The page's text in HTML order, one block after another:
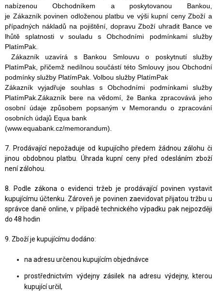
nabízenou
Obchodníkem a
poskytovanou Bankou,
je Zákazník povinen odloženou platbu ve výši kupní ceny Zboží a
případných nákladů na pojištění, dopravu Zboží uhradit Bance ve
lhůtě splatnosti v
souladu s Obchodními podmínkami služby
PlatímPak.
Zákazník
uzavírá s Bankou
Smlouvu o poskytnutí služby
PlatímPak, přičemž nedílnou součástí této Smlouvy jsou Obchodní
podmínky služby PlatímPak. Volbou služby PlatímPak
Zákazník
vyjadřuje souhlas s Obchodními podmínkami služby
PlatímPak. Zákazník bere na vědomí, že Banka zpracovává jeho
osobní údaje způsobem popsaným v Memorandu o zpracování
osobních údajů Equa bank
(www.equabank.cz/memorandum).
7. Prodávající nepožaduje od kupujícího předem žádnou zálohu či
jinou obdobnou platbu. Úhrada kupní ceny před odesláním zboží
není zálohou.
8. Podle zákona o evidenci tržeb je prodávající povinen vystavit
kupujícímu účtenku. Zároveň je povinen zaevidovat přijatou tržbu u
správce daně online, v případě technického výpadku pak nejpozději
do 48 hodin
9. Zboží je kupujícímu dodáno:
na adresu určenou kupujícím objednávce
prostřednictvím výdejny zásilek na adresu výdejny, kterou
kupující určil,